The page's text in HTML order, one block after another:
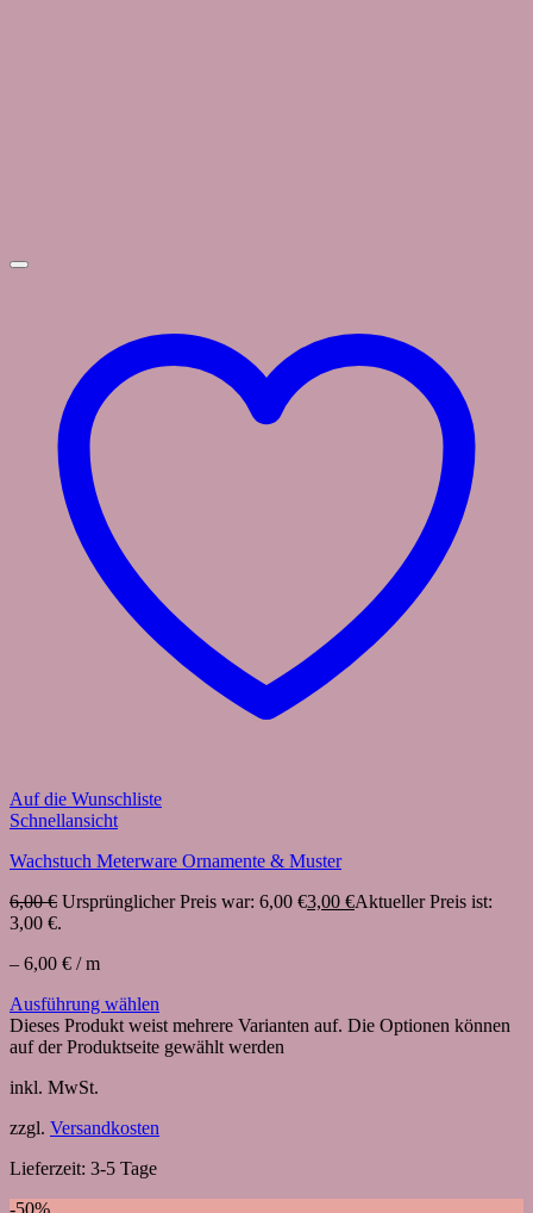
Auf die Wunschliste
Schnellansicht
Wachstuch Meterware Ornamente & Muster
6,00€ Ursprünglicher Preis war: 6,00 €3,00 €Aktueller Preis ist:
3,00 €.
– 6,00 € /m
Ausführung wählen
Dieses Produkt weist mehrere Varianten auf. Die Optionen können
auf der Produktseite gewählt werden
inkl. MwSt.
zzgl. Versandkosten
Lieferzeit: 3-5 Tage
-50%